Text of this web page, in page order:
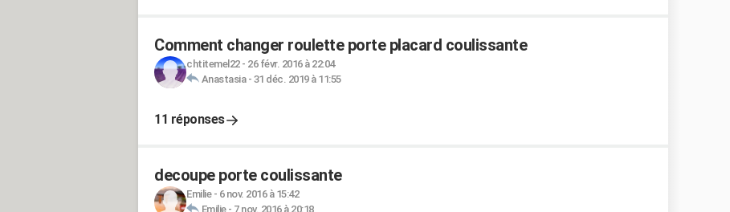
Comment changer roulette porte placard coulissante
chtitemel22- 26 févr. 2016 à 22:04
Anastasia- 31 déc. 2019 à 11:55
11 réponses
decoupe porte coulissante
Emilie- 6 nov. 2016 à 15:42
Emilie- 7 nov. 2016 à 20:18